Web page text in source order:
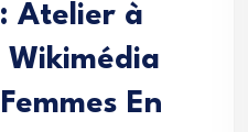
Atelier à
En